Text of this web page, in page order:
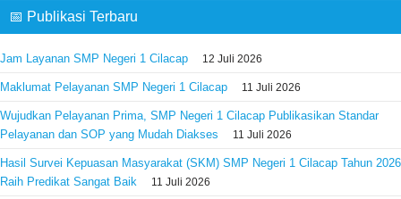
📅 Publikasi Terbaru
Jam Layanan SMP Negeri 1 Cilacap 12 Juli 2026
Maklumat Pelayanan SMP Negeri 1 Cilacap 11 Juli 2026
Wujudkan Pelayanan Prima, SMP Negeri 1 Cilacap Publikasikan Standar
Pelayanan dan SOP yang Mudah Diakses
11 Juli 2026
Hasil Survei Kepuasan Masyarakat (SKM) SMP Negeri 1 Cilacap Tahun 2026
Raih Predikat Sangat Baik
11 Juli 2026